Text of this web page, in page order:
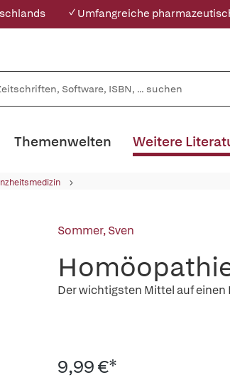
✓ Umfangreiche
Themenwelten Weitere
Sommer, Sven
Der wichtigsten Mittel auf einen
9,99 €*